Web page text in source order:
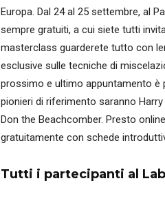
Europa. Dal 24 al 25 settembre, al
sempre gratuiti, a cui siete tutti
masterclass guarderete tutto con
esclusive sulle tecniche di
prossimo e ultimo appuntamento è
pionieri di riferimento saranno
Don the Beachcomber. Presto
gratuitamente con schede
Tutti i partecipanti al